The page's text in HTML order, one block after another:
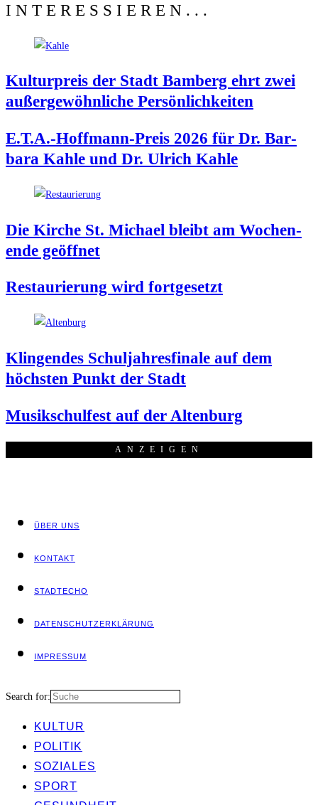
INTERESSIEREN...
Kul­tur­preis der Stadt Bam­berg ehrt zwei
außer­ge­wöhn­li­che Persönlichkeiten
E.T.A.-Hoffmann-Preis 2026 für Dr. Bar­
ba­ra Kah­le und Dr. Ulrich Kahle
Die Kir­che St. Micha­el bleibt am Wochen­
en­de geöffnet
Restau­rie­rung wird fortgesetzt
Klin­gen­des Schul­jah­res­fi­na­le auf dem
höchs­ten Punkt der Stadt
Musik­schul­fest auf der Altenburg
ANZEI­GEN
ÜBER UNS
KON­TAKT
STADT­ECHO
DATEN­SCHUTZ­ER­KLÄ­RUNG
IMPRES­SUM
Search for:
KUL­TUR
POLI­TIK
SOZIA­LES
SPORT